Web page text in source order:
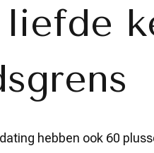
hebben ook 60